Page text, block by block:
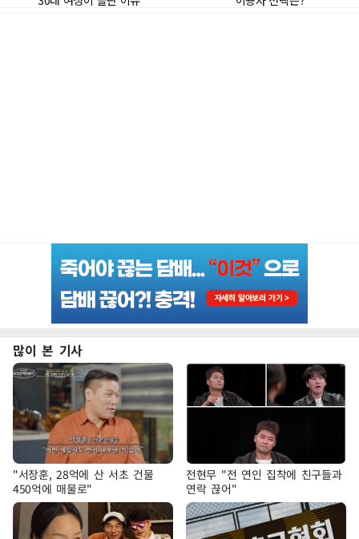
많이 본 기사
"서장훈, 28억에 산 서초 건물
450억에 매물로"
전현무 "전 연인 집착에 친구들과
연락 끊어"